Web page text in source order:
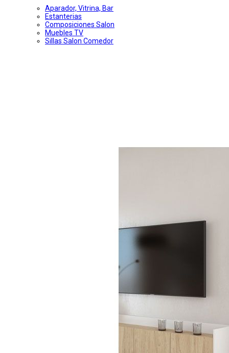
Aparador, Vitrina, Bar
Estanterias
Composiciones Salon
Muebles TV
Sillas Salon Comedor